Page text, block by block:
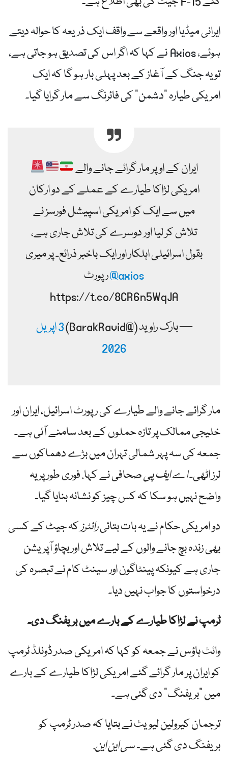
ایرانی میڈیا اور واقعے سے واقف ایک ذریعہ کا حوالہ دیتے
ہوئے، Axios نے کہا کہ اگر اس کی تصدیق ہو جاتی ہے،
تو یہ جنگ کے آغاز کے بعد پہلی بار ہو گا کہ ایک
امریکی طیارہ "دشمن” کی فائرنگ سے مار گرایا گیا۔
امریکی لڑاکا طیارے کے عملے کے دو ارکان
میں سے ایک کو امریکی اسپیشل فورسز نے
تلاش کر لیا اور دوسرے کی تلاش جاری ہے،
بقول اسرائیلی اہلکار اور ایک باخبر ذرائع۔ پر میری
@axios
https://t.co/8CR6n5WqJA
— بارک راوید (@BarakRavid)
3 اپریل
2026
مار گرائے جانے والے طیارے کی رپورٹ اسرائیل، ایران اور
خلیجی ممالک پر تازہ حملوں کے بعد سامنے آئی ہے۔
جمعہ کی سہ پہر شمالی تہران میں بڑے دھماکوں سے
لرز اٹھی۔اے ایف پیصحافی نے کہا. فوری طور پر یہ
واضح نہیں ہو سکا کہ کس چیز کو نشانہ بنایا گیا۔
دو امریکی حکام نے یہ بات بتائیرائٹرزکہ جیٹ کے کسی
بھی زندہ بچ جانے والوں کے لیے تلاش اور بچاؤ آپریشن
جاری ہے کیونکہ پینٹاگون اور سینٹ کام نے تبصرہ کی
درخواستوں کا جواب نہیں دیا۔
ٹرمپ نے لڑاکا طیارے کے بارے میں بریفنگ دی۔
وائٹ ہاؤس نے جمعہ کو کہا کہ امریکی صدر ڈونلڈ ٹرمپ
کو ایران پر مار گرائے گئے امریکی لڑاکا طیارے کے بارے
میں "بریفنگ” دی گئی ہے۔
ترجمان کیرولین لیویٹ نے بتایا کہ صدر ٹرمپ کو
بریفنگ دی گئی ہے۔سی این این.